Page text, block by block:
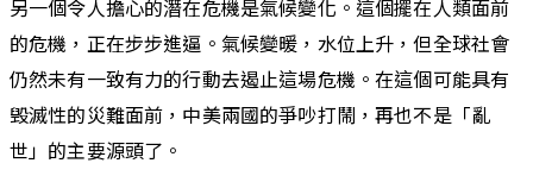
另一個令人擔心的潛在危機是氣候變化。這個擺在人類面前
的危機，正在步步進逼。氣候變暖，水位上升，但全球社會
仍然未有一致有力的行動去遏止這場危機。在這個可能具有
毁滅性的災難面前，中美兩國的爭吵打鬧，再也不是「亂
世」的主要源頭了。